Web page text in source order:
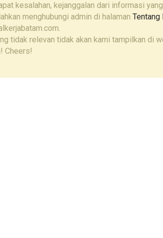
kesalahan, kejanggalan dari informasi
menghubungi admin di halaman Tentang
tidak relevan tidak akan kami tampilkan di
Cheers!